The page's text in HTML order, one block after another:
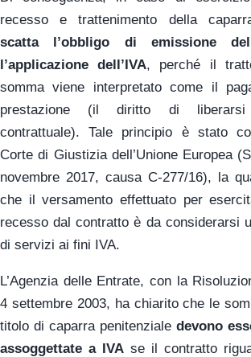
recesso e trattenimento della
scatta l’obbligo di emissione
l’applicazione dell’IVA, perché il
somma viene interpretato come il
prestazione (il diritto di
contrattuale). Tale principio è stato
Corte di Giustizia dell’Unione Europea
novembre 2017, causa C-277/16), la
che il versamento effettuato per
recesso dal contratto è da considerarsi
di servizi ai fini IVA.
L’Agenzia delle Entrate, con la
4 settembre 2003, ha chiarito che le
titolo di caparra penitenziale devono
assoggettate a IVA se il contratto